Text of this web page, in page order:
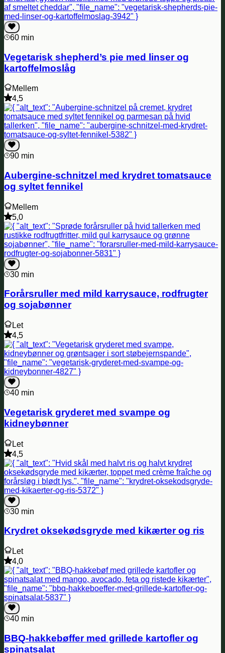
60 min
Vegetarisk shepherd’s pie med linser og
kartoffelmoslåg
Mellem
4,5
90 min
Aubergine-schnitzel med krydret tomatsauce
og syltet fennikel
Mellem
5,0
30 min
Forårsruller med mild karrysauce, rodfrugter
og sojabønner
Let
4,5
40 min
Vegetarisk gryderet med svampe og
kidneybønner
Let
4,5
30 min
Krydret oksekødsgryde med kikærter og ris
Let
4,0
40 min
BBQ-hakkebøffer med grillede kartofler og
spinatsalat